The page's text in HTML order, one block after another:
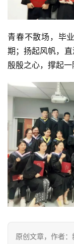
青春不散场，毕
期；扬起风帆，
殷殷之心，撑起一
原创文章，作者